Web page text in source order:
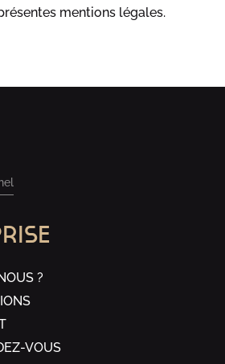
?
VOUS
mentions légales.
Evolution, chaque
à sublimer la